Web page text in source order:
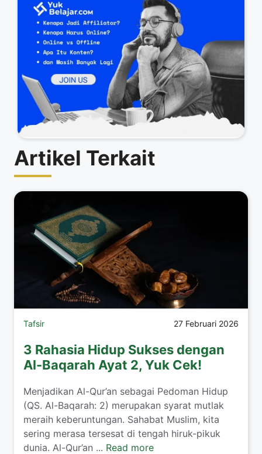
Artikel Terkait
Tafsir 27 Februari 2026
3 Rahasia Hidup Sukses dengan
Al-Baqarah Ayat 2, Yuk Cek!
Menjadikan Al-Qur’an sebagai Pedoman Hidup
(QS. Al-Baqarah: 2) merupakan syarat mutlak
meraih keberuntungan. Sahabat Muslim, kita
sering merasa tersesat di tengah hiruk-pikuk
dunia. Al-Qur’an ... Read more